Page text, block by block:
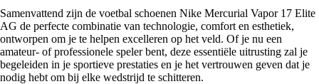
Samenvattend zijn de voetbal schoenen Nike Mercurial Vapor 17 Elite
AG de perfecte combinatie van technologie, comfort en esthetiek,
ontworpen om je te helpen excelleren op het veld. Of je nu een
amateur- of professionele speler bent, deze essentiële uitrusting zal je
begeleiden in je sportieve prestaties en je het vertrouwen geven dat je
nodig hebt om bij elke wedstrijd te schitteren.